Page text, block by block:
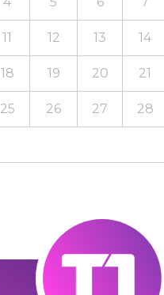
11 12 13 14
18 19 20 21
25 26 27 28